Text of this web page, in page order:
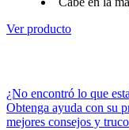
Ver producto
¿No encontró lo que
Obtenga ayuda con su
mejores consejos y